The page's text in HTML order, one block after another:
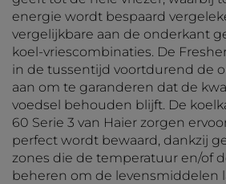
energie wordt bespaard
vergelijkbare aan de onderkant
koel-vriescombinaties. De
in de tussentijd voortdurend de
aan om te garanderen dat de
voedsel behouden blijft. De
60 Serie 3 van Haier zorgen
perfect wordt bewaard, dankzij
zones die de temperatuur en/of
beheren om de levensmiddelen